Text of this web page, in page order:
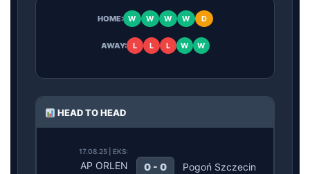
HOME: W W W W D
AWAY: L L L W W
HEAD TO HEAD
17.08.25 | EKS:
AP ORLEN
0 - 0 Pogoń Szczecin